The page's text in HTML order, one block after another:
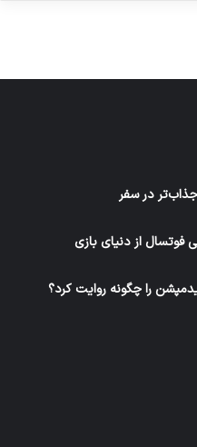
فوتسال از دنیای بازی
را چگونه روایت کرد؟